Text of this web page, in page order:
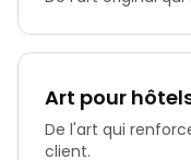
Art pour
De l'art qui
client.